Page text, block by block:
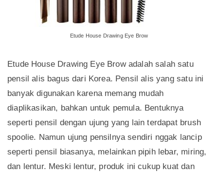
Etude House Drawing Eye Brow
Etude House Drawing Eye Brow adalah salah satu
pensil alis bagus dari Korea. Pensil alis yang satu ini
banyak digunakan karena memang mudah
diaplikasikan, bahkan untuk pemula. Bentuknya
seperti pensil dengan ujung yang lain terdapat brush
spoolie. Namun ujung pensilnya sendiri nggak lancip
seperti pensil biasanya, melainkan pipih lebar, miring,
dan lentur. Meski lentur, produk ini cukup kuat dan